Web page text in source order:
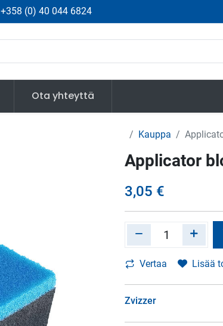
+358 (0) 40 044 6824
Ota yhteyttä
Kauppa
Applicator
3,05 €
Vertaa Lisää
Zvizzer